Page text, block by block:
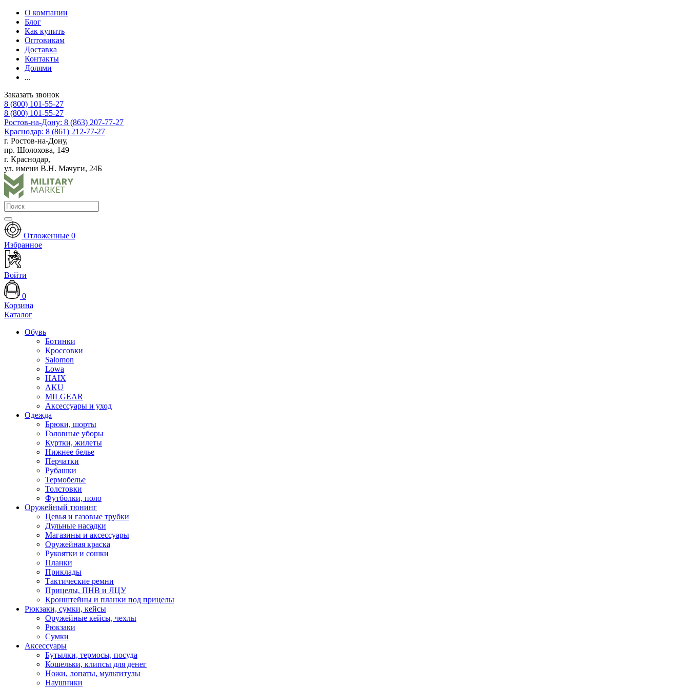
О компании
Блог
Как купить
Оптовикам
Доставка
Контакты
Долями
...
Заказать звонок
8 (800) 101-55-27
8 (800) 101-55-27
Ростов-на-Дону: 8 (863) 207-77-27
Краснодар: 8 (861) 212-77-27
г. Ростов-на-Дону,
пр. Шолохова, 149
г. Краснодар,
ул. имени В.Н. Мачуги, 24Б
Отложенные 0
Избранное
Войти
0
Корзина
Каталог
Обувь
Ботинки
Кроссовки
Salomon
Lowa
HAIX
AKU
MILGEAR
Аксессуары и уход
Одежда
Брюки, шорты
Головные уборы
Куртки, жилеты
Нижнее белье
Перчатки
Рубашки
Термобелье
Толстовки
Футболки, поло
Оружейный тюнинг
Цевья и газовые трубки
Дульные насадки
Магазины и аксессуары
Оружейная краска
Рукоятки и сошки
Планки
Приклады
Тактические ремни
Прицелы, ПНВ и ЛЦУ
Кронштейны и планки под прицелы
Рюкзаки, сумки, кейсы
Оружейные кейсы, чехлы
Рюкзаки
Сумки
Аксессуары
Бутылки, термосы, посуда
Кошельки, клипсы для денег
Ножи, лопаты, мультитулы
Наушники